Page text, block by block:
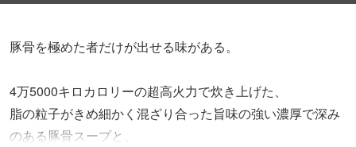
豚骨を極めた者だけが出せる味がある。
4万5000キロカロリーの超高火力で炊き上げた、
脂の粒子がきめ細かく混ざり合った旨味の強い濃厚で深み
のある豚骨スープと、